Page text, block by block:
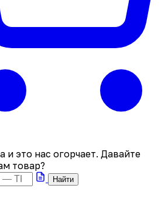
и это нас огорчает. Давайте
товар?
Найти